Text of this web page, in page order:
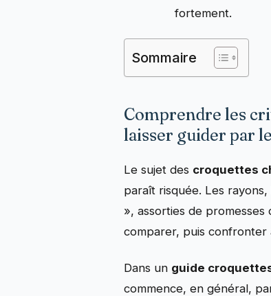
fortement.
Sommaire
Comprendre les
laisser guider par
Le sujet des croquettes
paraît risquée. Les
», assorties de
comparer, puis confronter
Dans un guide
commence, en général,